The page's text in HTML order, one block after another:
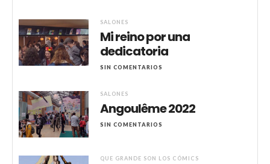
SALONES
Mi reino por una
dedicatoria
SIN COMENTARIOS
SALONES
Angoulême 2022
SIN COMENTARIOS
QUE GRANDE SON LOS CÓMICS